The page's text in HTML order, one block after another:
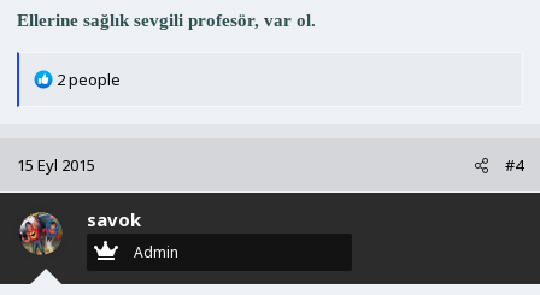
Ellerine sağlık sevgili profesör, var ol.
T
i
l
e
r
2 people
15 Eyl 2015 #4
savok
Admin